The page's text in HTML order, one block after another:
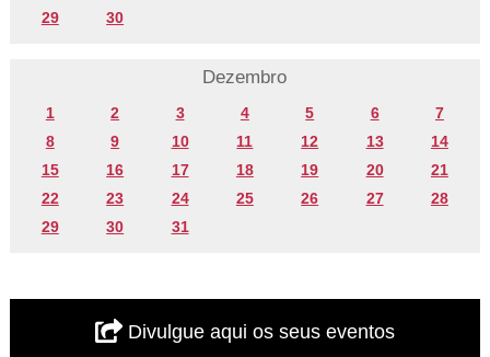
29
30
Dezembro
1 2 3 4 5 6
7
8
9 10 11 12 13
14
15
16 17 18 19 20
21
22
23 24 25 26 27
28
29
30 31
Divulgue aqui os seus eventos